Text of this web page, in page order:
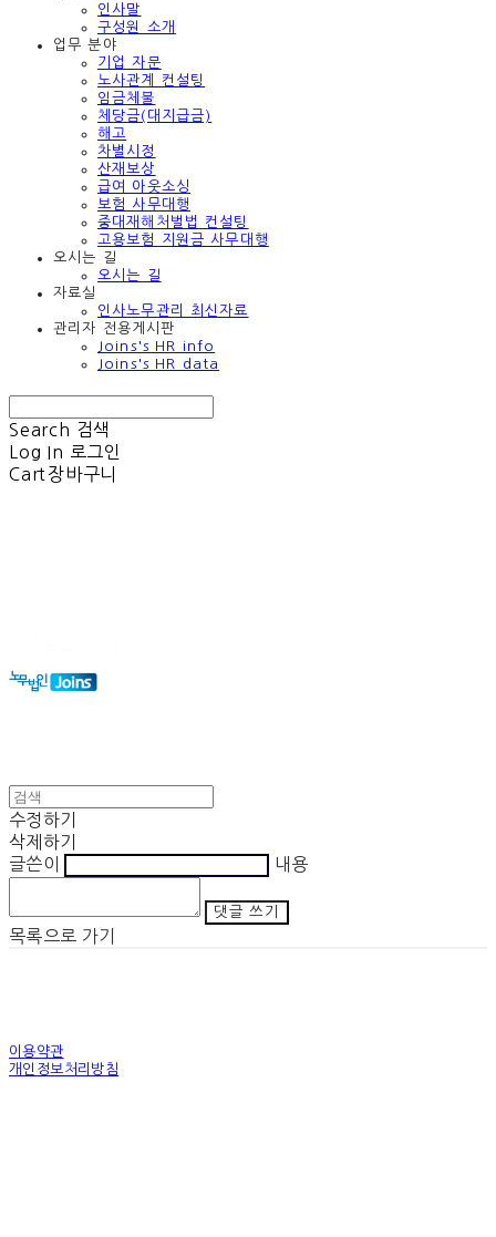
인사말
구성원 소개
업무 분야
기업 자문
노사관계 컨설팅
임금체불
체당금(대지급금)
해고
차별시정
산재보상
급여 아웃소싱
보험 사무대행
중대재해처벌법 컨설팅
고용보험 지원금 사무대행
오시는 길
오시는 길
자료실
인사노무관리 최신자료
관리자 전용게시판
Joins's HR info
Joins's HR data
Search 검색
Log In 로그인
Cart장바구니
수정하기
삭제하기
글쓴이
내용
댓글 쓰기
목록으로 가기
이용약관
개인정보처리방침